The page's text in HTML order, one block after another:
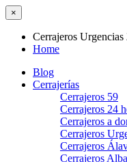
×
Cerrajeros Urgencias
Home
Blog
Cerrajerías
Cerrajeros 59
Cerrajeros 24
Cerrajeros a
Cerrajeros
Cerrajeros
Cerrajeros